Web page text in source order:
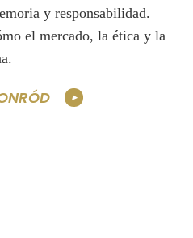
y responsabilidad.
el mercado, la ética y la